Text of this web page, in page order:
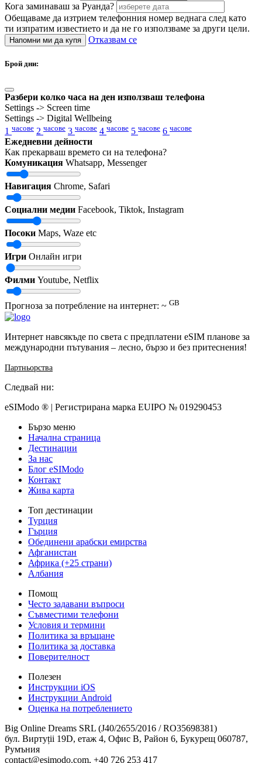
Кога заминаваш за Руанда?
Обещаваме да изтрием телефонния номер веднага след като
ти изпратим известието и да не го използваме за други цели.
Напомни ми да купя Отказвам се
Брой дни:
Разбери колко часа на ден използваш телефона
Settings -> Screen time
Settings -> Digital Wellbeing
1 часове 2 часове 3 часове 4 часове 5 часове 6 часове
Ежедневни дейности
Как прекарваш времето си на телефона?
Комуникация Whatsapp, Messenger
Навигация Chrome, Safari
Социални медии Facebook, Tiktok, Instagram
Посоки Maps, Waze etc
Игри Онлайн игри
Филми Youtube, Netflix
Прогноза за потребление на интернет: ~ GB
Интернет навсякъде по света с предплатени eSIM планове за
международни пътувания – лесно, бързо и без притеснения!
Партньорства
Следвай ни:
eSIModo ® | Регистрирана марка EUIPO № 019290453
Бързо меню
Начална страница
Дестинации
За нас
Блог eSIModo
Контакт
Жива карта
Топ дестинации
Турция
Гърция
Обединени арабски емирства
Афганистан
Африка (+25 страни)
Албания
Помощ
Често задавани въпроси
Съвместими телефони
Условия и термини
Политика за връщане
Политика за доставка
Поверителност
Полезен
Инструкции iOS
Инструкции Android
Оценка на потреблението
Big Online Dreams SRL (J40/2655/2016 / RO35698381)
бул. Виртуții 19D, етаж 4, Офис B, Район 6, Букурещ 060787,
Румъния
contact@esimodo.com, +40 726 253 417